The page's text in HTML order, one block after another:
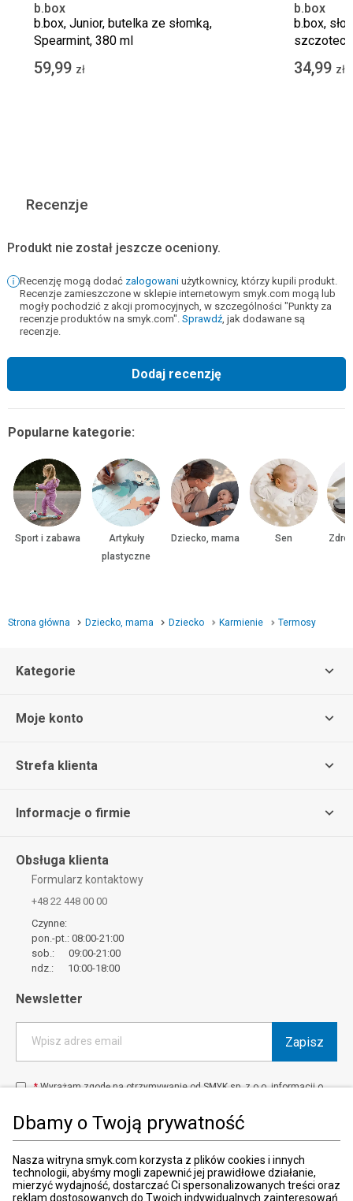
Dbamy o Twoją prywatność
Nasza witryna smyk.com korzysta z plików cookies i innych
technologii, abyśmy mogli zapewnić jej prawidłowe działanie,
mierzyć wydajność, dostarczać Ci spersonalizowanych treści oraz
reklam dostosowanych do Twoich indywidualnych zainteresowań.
b.box
b.box, Junior, butelka ze słomką,
Spearmint, 380 ml
59,99 zł
b.box
b.box,
34,99 zł
Recenzje
Produkt nie został jeszcze oceniony.
Recenzję mogą dodać zalogowani użytkownicy, którzy kupili produkt.
Recenzje zamieszczone w sklepie internetowym smyk.com mogą lub
mogły pochodzić z akcji promocyjnych, w szczególności "Punkty za
recenzje produktów na smyk.com". Sprawdź, jak dodawane są
recenzje.
Dodaj recenzję
Popularne kategorie:
Sport i zabawa
Artykuły
plastyczne
Dziecko, mama Sen
Strona główna Dziecko, mama Dziecko Karmienie Termosy
Kategorie
Moje konto
Strefa klienta
Informacje o firmie
Obsługa klienta
Formularz kontaktowy
+48 22 448 00 00
Czynne:
pon.-pt.: 08:00-21:00
sob.: 09:00-21:00
ndz.: 10:00-18:00
Newsletter
Wpisz adres email Zapisz
*Wyrażam zgodę na otrzymywanie od SMYK sp. z o.o. informacji o
elektronicznej (e-mail).
W każdej chwili możesz z łatwością cofnąć wyrażone zgody.